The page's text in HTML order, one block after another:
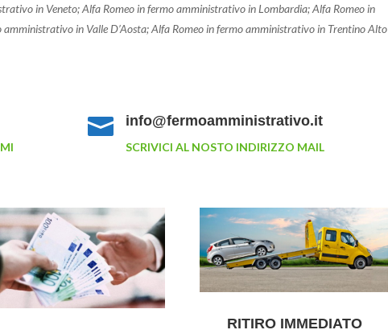
in Veneto; Alfa Romeo in fermo amministrativo in Lombardia; Alfa Romeo in
in Valle D’Aosta; Alfa Romeo in fermo amministrativo in Trentino Alto
 info@fermoamministrativo.it
SCRIVICI AL NOSTO INDIRIZZO MAIL
RITIRO IMMEDIATO